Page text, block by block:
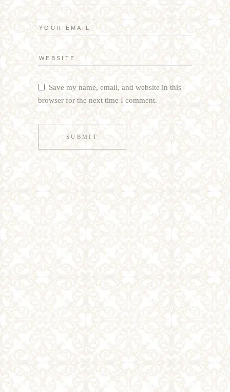
Save my name, email, and website in this
browser for the next time I comment.
SUBMIT